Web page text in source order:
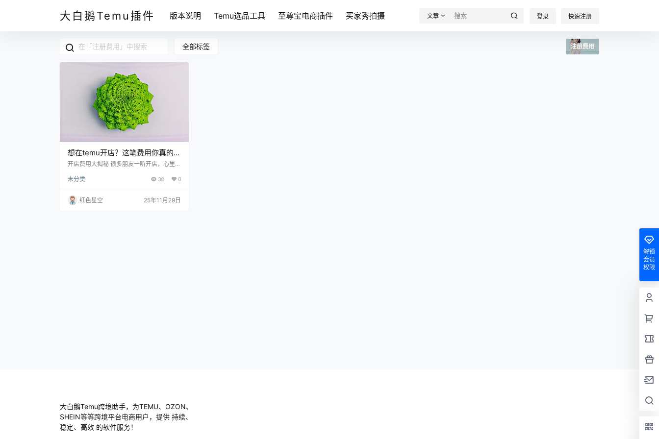
大白鹅Temu插件 版本说明 Temu选品工具 至尊宝电商插件 买家秀拍摄 文章 登录 快速注册
全部标签 注册费用
想在temu开店？这笔费用你真的准
备好了吗？
开店费用大揭秘 很多朋友一听开店，心里就
实，开店的费用可以分为几个主要部分，咱
的预算规划。 注册费用 注册一个temu店
铺，官网会有章程说明，像是申请费用、年
未分类 38 0
红色星空 25年11月29日
解锁
会员
权限
大白鹅Temu跨境助手，为TEMU、OZON、
SHEIN等等跨境平台电商用户，提供 持续、
稳定、高效 的软件服务！